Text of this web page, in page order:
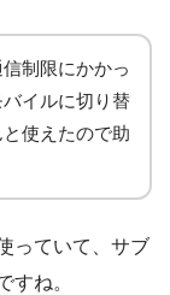
制限にかかっ
イルに切り替
使えたので助
っていて、サブ
すね。